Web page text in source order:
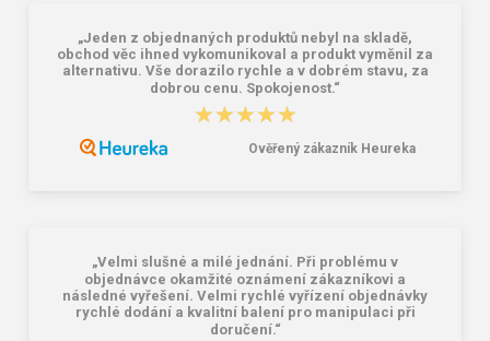
„Jeden z objednaných produktů nebyl na skladě,
obchod věc ihned vykomunikoval a produkt vyměnil za
alternativu. Vše dorazilo rychle a v dobrém stavu, za
dobrou cenu. Spokojenost.“
★★★★★
★★★★★
Ověřený zákazník Heureka
„Velmi slušné a milé jednání. Při problému v
objednávce okamžité oznámení zákazníkovi a
následné vyřešení. Velmi rychlé vyřízení objednávky
rychlé dodání a kvalitní balení pro manipulaci při
doručení.“